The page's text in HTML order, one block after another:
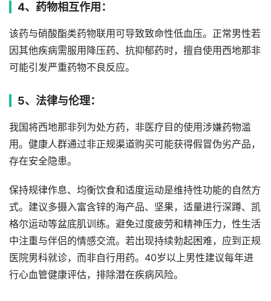
4、药物相互作用：
该药与硝酸酯类药物联用可导致致命性低血压。正常男性若
因其他疾病需服用降压药、抗抑郁药时，擅自使用西地那非
可能引发严重药物不良反应。
5、法律与伦理：
我国将西地那非列为处方药，非医疗目的使用涉嫌药物滥
用。健康人群通过非正规渠道购买可能获得假冒伪劣产品，
存在安全隐患。
保持规律作息、均衡饮食和适度运动是维持性功能的自然方
式。建议多摄入富含锌的海产品、坚果，适量进行深蹲、凯
格尔运动等盆底肌训练。避免过度疲劳和精神压力，性生活
中注重与伴侣的情感交流。若出现持续勃起困难，应到正规
医院男科就诊，而非自行用药。40岁以上男性建议每年进
行心血管健康评估，排除潜在疾病风险。